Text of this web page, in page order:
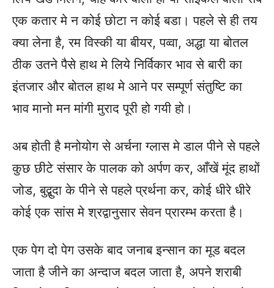
एक कतार मे न कोई छोटा न कोई बडा। पहले से ही तय
क्या लेना है, रम विस्की या बीयर, पव्वा, अद्धा या बोतल
ठीक उतने पैसे हाथ मे लिये निर्विकार भाव से बारी का
इंतजार और बोतल हाथ मे आने पर सम्पूर्ण संतुष्टि का
भाव मानो मन मांगी मुराद पूरी हो गयी हो।
अब होती है मनोयोग से अर्चना ग्लास मे डाल पीने से पहले
कुछ छीटेसंसारके पालक को अर्पण कर, आँखें मूंद हाथों
जोड, बुद्बुदा के पीने से पहले प्रर्थना कर, कोई धीरे धीरे
कोई एक सांस मे श्रद्वानुसार सेवन प्रारम्भ करता है।
एक पेग दो पेग उसके बाद जनाब इन्सान का मूड बदल
जाता है जीने का अन्दाज बदल जाता है, अपने शराबी